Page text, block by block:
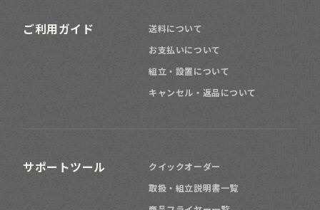
ご利用ガイド
送料について
お支払いについて
組立・設置について
キャンセル・返品について
サポートツール
クイックオーダー
取扱・組立説明書一覧